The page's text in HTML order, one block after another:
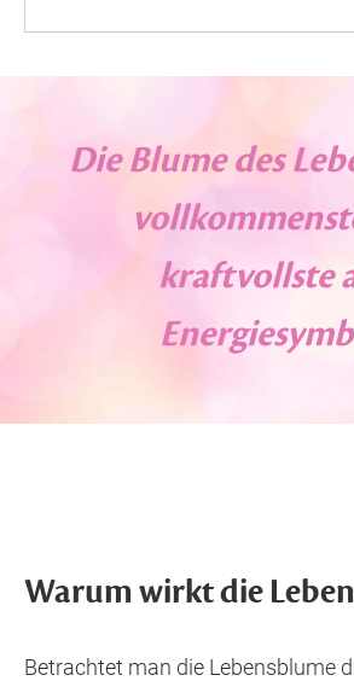
Die Blume des
kraftvollste
Warum wirkt die
Betrachtet man die Lebensblume